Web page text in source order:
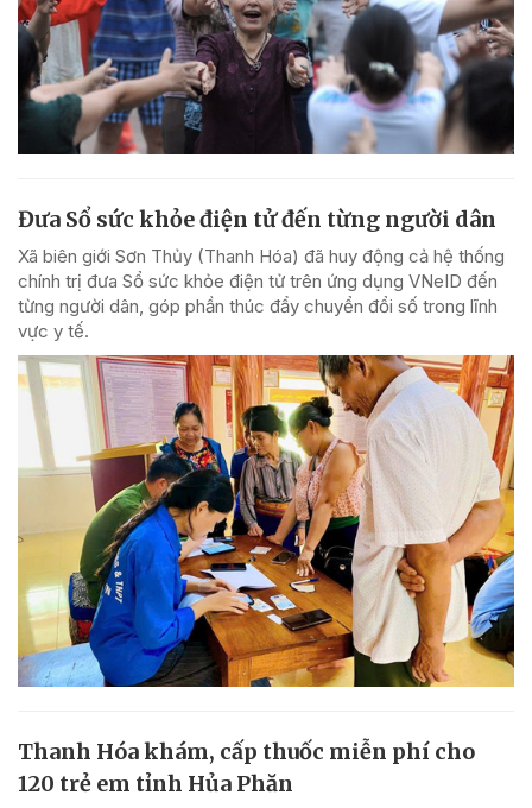
Đưa Sổ sức khỏe điện tử đến từng người dân
Xã biên giới Sơn Thủy (Thanh Hóa) đã huy động cả hệ thống
chính trị đưa Sổ sức khỏe điện tử trên ứng dụng VNeID đến
từng người dân, góp phần thúc đẩy chuyển đổi số trong lĩnh
vực y tế.
Thanh Hóa khám, cấp thuốc miễn phí cho
120 trẻ em tỉnh Hủa Phăn